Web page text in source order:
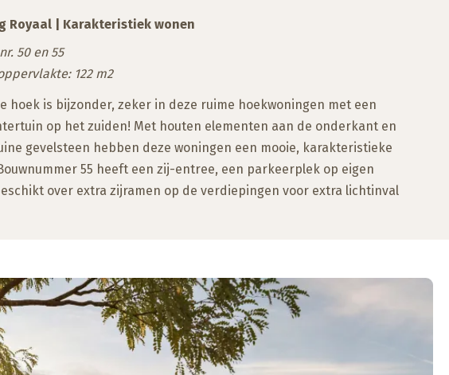
Royaal | Karakteristiek wonen
50 en 55
122 m2
hoek is bijzonder, zeker in deze ruime hoekwoningen met een
op het zuiden! Met houten elementen aan de onderkant en
gevelsteen hebben deze woningen een mooie, karakteristieke
55 heeft een zij-entree, een parkeerplek op eigen
over extra zijramen op de verdiepingen voor extra lichtinval